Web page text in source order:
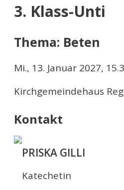
3. Klass-Unti
Thema: Beten
Mi., 13. Januar 2027,
Kirchgemeindehaus
Kontakt
PRISKA GILLI
Katechetin